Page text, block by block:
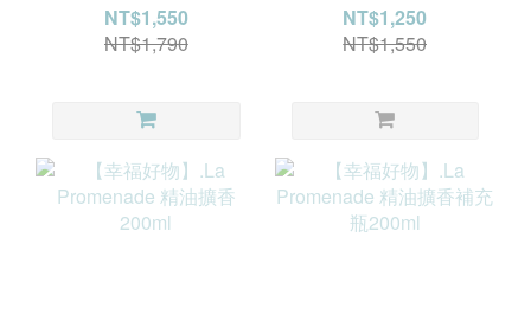
NT$1,550
NT$1,790
NT$1,250
NT$1,550